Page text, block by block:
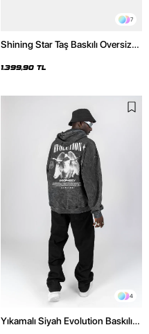
7
Shining Star Taş Baskılı Oversize
Hoodie
1.399,90 TL
4
Yıkamalı Siyah Evolution Baskılı